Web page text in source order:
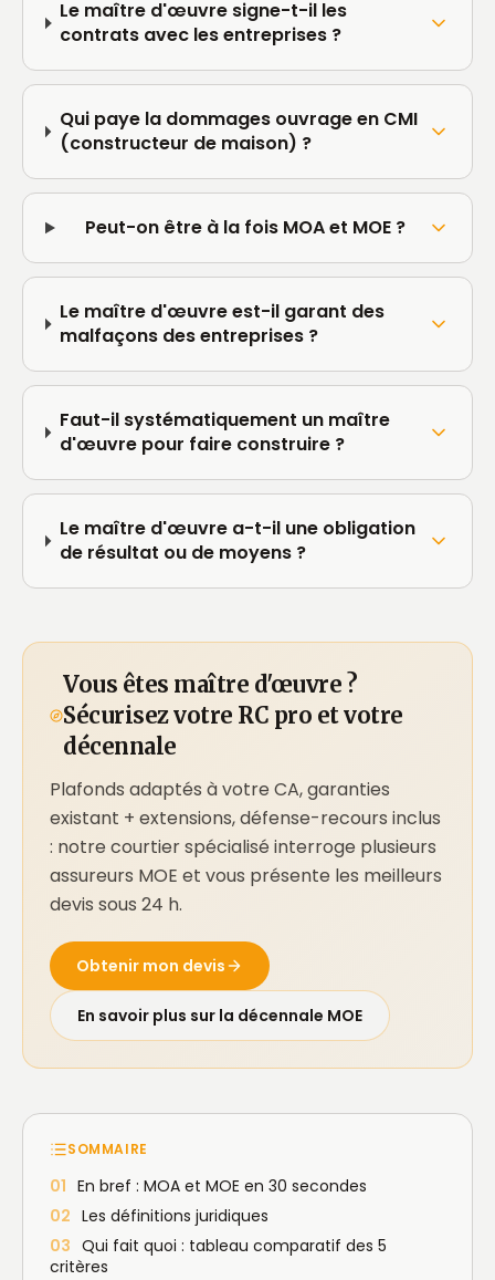
Le maître d'œuvre signe-t-il les
contrats avec les entreprises ?
Qui paye la dommages ouvrage en CMI
(constructeur de maison) ?
Peut-on être à la fois MOA et MOE ?
Le maître d'œuvre est-il garant des
malfaçons des entreprises ?
Faut-il systématiquement un maître
d'œuvre pour faire construire ?
Le maître d'œuvre a-t-il une obligation
de résultat ou de moyens ?
Vous êtes maître d'œuvre ?
Sécurisez votre RC pro et votre
décennale
Plafonds adaptés à votre CA, garanties
existant + extensions, défense-recours inclus
: notre courtier spécialisé interroge plusieurs
assureurs MOE et vous présente les meilleurs
devis sous 24 h.
Obtenir mon devis
En savoir plus sur la décennale MOE
SOMMAIRE
01 En bref : MOA et MOE en 30 secondes
02 Les définitions juridiques
03 Qui fait quoi : tableau comparatif des 5
critères